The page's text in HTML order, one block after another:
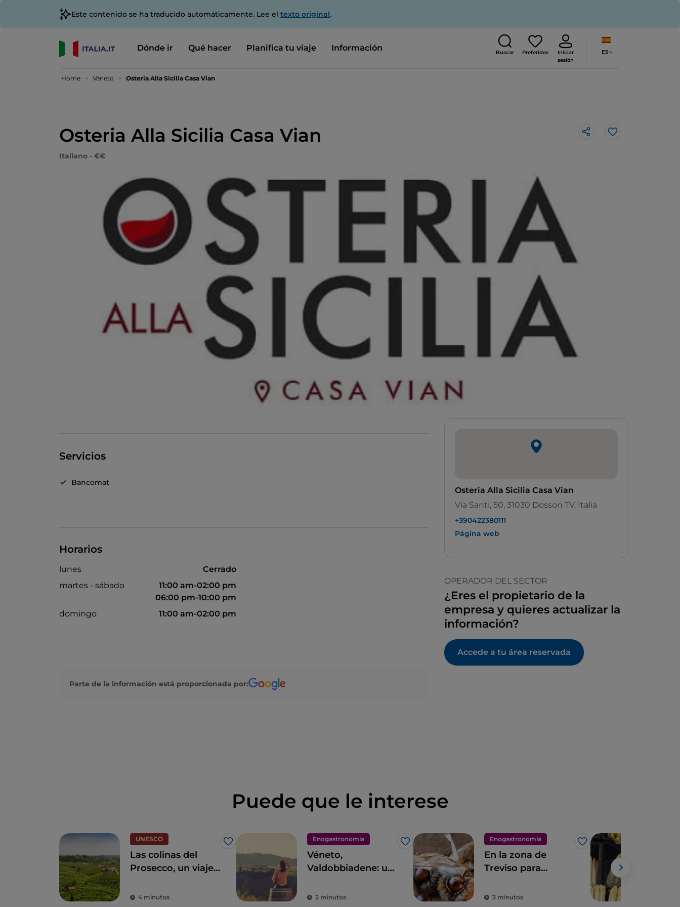
Este contenido se ha traducido automáticamente. Lee el texto original.
Dónde ir Qué hacer Planifica tu viaje Información Buscar Preferidos
Iniciar
sesión
ES
Home Véneto Osteria Alla Sicilia Casa Vian
Osteria Alla Sicilia Casa Vian Me gusta
Italiano - €€
Servicios
Bancomat
Horarios
lunes
Cerrado
martes - sábado
11:00 am-02:00 pm
06:00 pm-10:00 pm
domingo
11:00 am-02:00 pm
Parte de la información está proporcionada por:
Osteria Alla Sicilia Casa Vian
Via Santi, 50, 31030 Dosson TV, Italia
+390422380111
Página web
OPERADOR DEL SECTOR
¿Eres el propietario de la
empresa y quieres actualizar la
información?
Accede a tu área reservada
Puede que le interese
UNESCO
Me gusta
Las colinas del
Prosecco, un viaje
pueblos
4 minutos
Enogastronomía
Me gusta
Véneto,
Valdobbiadene: un
enogastronómico
2 minutos
Enogastronomía
Me gusta
En la zona de
Treviso para
Castañas del
3 minutos